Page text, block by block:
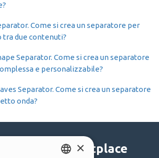
Come si crea un separatore per
tra due contenuti?
Separator. Come si crea un separatore
e personalizzabile?
Separator. Come si crea un separatore
onda?
Marketplace
×